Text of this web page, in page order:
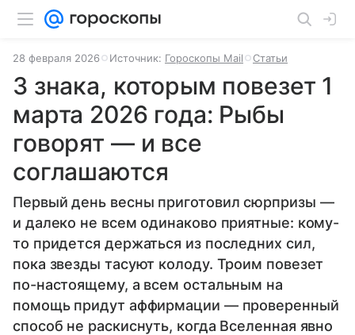
28 февраля 2026 Источник: Гороскопы Mail Статьи
3 знака, которым повезет 1
марта 2026 года: Рыбы
говорят — и все
соглашаются
Первый день весны приготовил сюрпризы —
и далеко не всем одинаково приятные: кому-
то придется держаться из последних сил,
пока звезды тасуют колоду. Троим повезет
по-настоящему, а всем остальным на
помощь придут аффирмации — проверенный
способ не раскиснуть, когда Вселенная явно